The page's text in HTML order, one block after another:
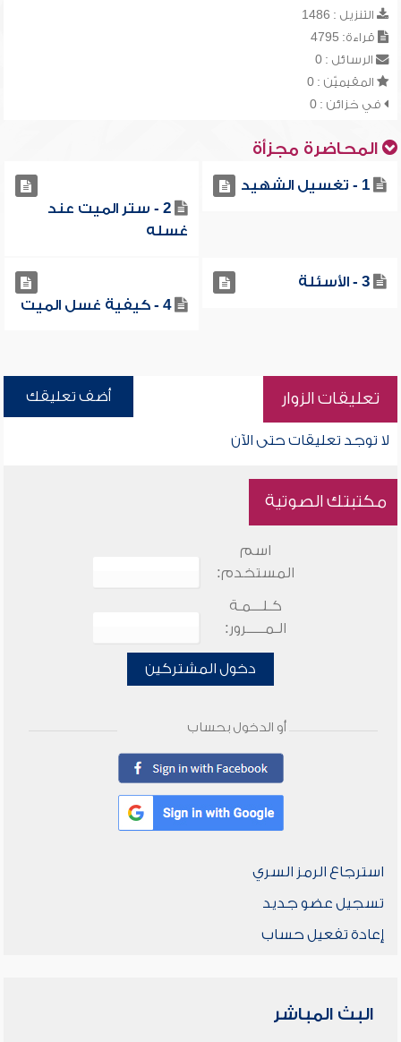
التنزيل : 1486
قراءة: 4795
الرسائل : 0
المقيميّن : 0
في خزائن : 0
المحاضرة مجزأة
1 - تغسيل الشهيد
2 - ستر الميت عند
غسله
3 - الأسئلة
4 - كيفية غسل الميت
تعليقات الزوار أضف تعليقك
لا توجد تعليقات حتى الآن
مكتبتك الصوتية
اسم
المستخدم:
كـلـــمـة
الـمـــــرور:
دخول المشتركين
أو الدخول بحساب
استرجاع الرمز السري
تسجيل عضو جديد
إعادة تفعيل حساب
البث المباشر